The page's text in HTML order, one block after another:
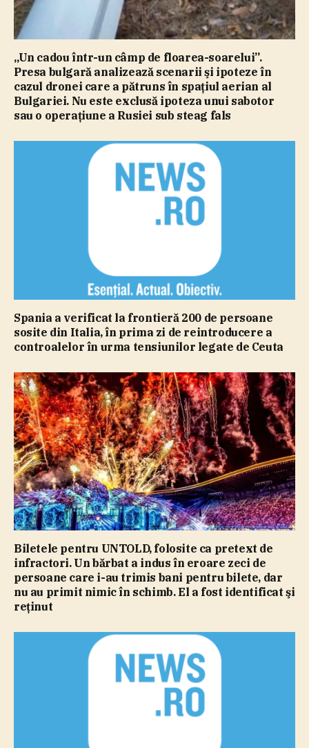
„Un cadou într-un câmp de floarea-soarelui”.
Presa bulgară analizează scenarii şi ipoteze în
cazul dronei care a pătruns în spaţiul aerian al
Bulgariei. Nu este exclusă ipoteza unui sabotor
sau o operaţiune a Rusiei sub steag fals
Spania a verificat la frontieră 200 de persoane
sosite din Italia, în prima zi de reintroducere a
controalelor în urma tensiunilor legate de Ceuta
Biletele pentru UNTOLD, folosite ca pretext de
infractori. Un bărbat a indus în eroare zeci de
persoane care i-au trimis bani pentru bilete, dar
nu au primit nimic în schimb. El a fost identificat şi
reţinut